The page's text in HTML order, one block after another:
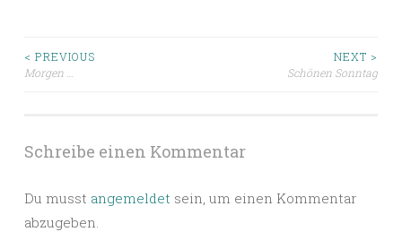
Beitragsnavigation
< PREVIOUS
Morgen …
NEXT >
Schönen Sonntag
Schreibe einen Kommentar
Du musst angemeldet sein, um einen Kommentar
abzugeben.